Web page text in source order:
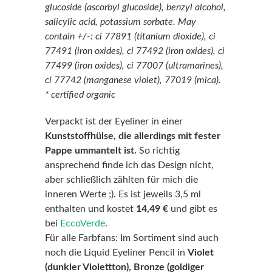
glucoside (ascorbyl glucoside), benzyl alcohol,
salicylic acid, potassium sorbate. May
contain +/-: ci 77891 (titanium dioxide), ci
77491 (iron oxides), ci 77492 (iron oxides), ci
77499 (iron oxides), ci 77007 (ultramarines),
ci 77742 (manganese violet), 77019 (mica).
* certified organic
Verpackt ist der Eyeliner in einer
Kunststoffhülse, die allerdings mit fester
Pappe ummantelt ist. So richtig
ansprechend finde ich das Design nicht,
aber schließlich zählten für mich die
inneren Werte ;). Es ist jeweils 3,5 ml
enthalten und kostet 14,49 € und gibt es
bei EccoVerde.
Für alle Farbfans: Im Sortiment sind auch
noch die Liquid Eyeliner Pencil in Violet
(dunkler Violettton), Bronze (goldiger